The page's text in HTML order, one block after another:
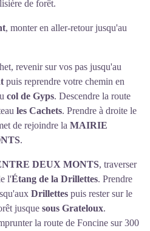
de forêt.
, monter en aller-retour jusqu'au
revenir sur vos pas jusqu'au
puis reprendre votre chemin en
col de Gyps. Descendre la route
les Cachets. Prendre à droite le
de rejoindre la MAIRIE
.
DEUX MONTS, traverser
l'Étang de la Drillettes. Prendre
Drillettes puis rester sur le
jusque sous Grateloux.
la route de Foncine sur 300